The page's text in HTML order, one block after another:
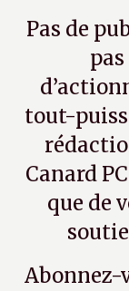
Pas de
pas
tout-
Canard
que de
Abonnez-